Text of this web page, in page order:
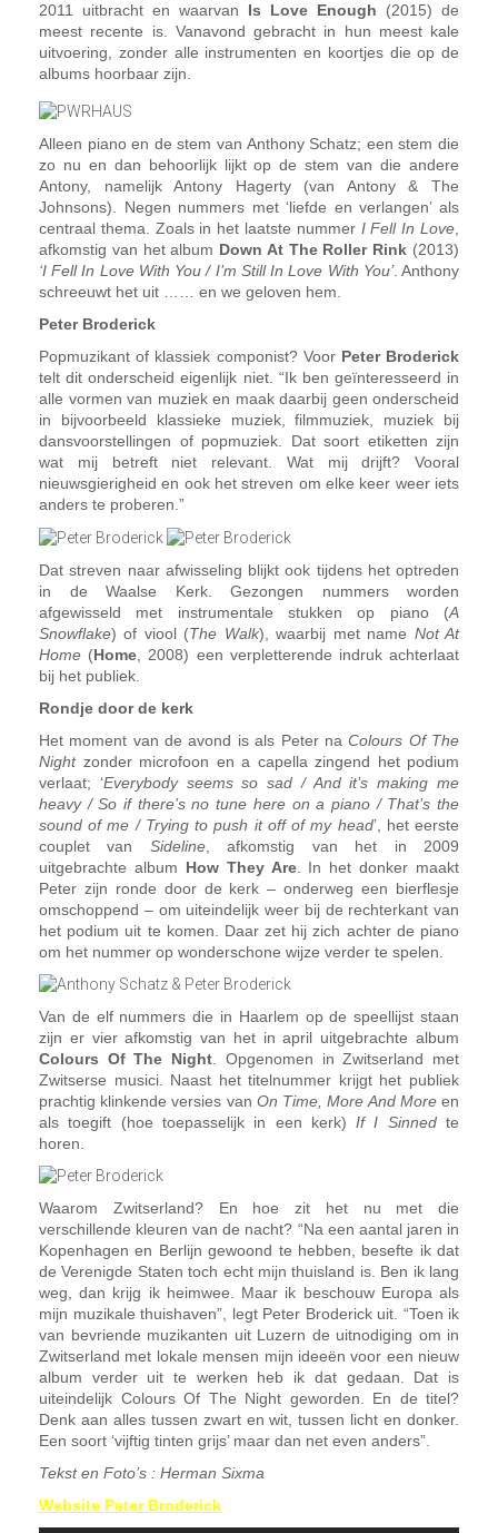
2011 uitbracht en waarvan Is Love Enough (2015) de
meest recente is. Vanavond gebracht in hun meest kale
uitvoering, zonder alle instrumenten en koortjes die op de
albums hoorbaar zijn.
Alleen piano en de stem van Anthony Schatz; een stem die
zo nu en dan behoorlijk lijkt op de stem van die andere
Antony, namelijk Antony Hagerty (van Antony & The
Johnsons). Negen nummers met ‘liefde en verlangen’ als
centraal thema. Zoals in het laatste nummer I Fell In Love
afkomstig van het album Down At The Roller Rink (2013)
‘I Fell In Love With You / I’m Still In Love With You’. Anthony
schreeuwt het uit …… en we geloven hem.
Peter Broderick
Popmuzikant of klassiek componist? Voor Peter Broderick
telt dit onderscheid eigenlijk niet. “Ik ben geïnteresseerd in
alle vormen van muziek en maak daarbij geen onderscheid
in bijvoorbeeld klassieke muziek, filmmuziek, muziek bij
dansvoorstellingen of popmuziek. Dat soort etiketten zijn
wat mij betreft niet relevant. Wat mij drijft? Vooral
nieuwsgierigheid en ook het streven om elke keer weer iets
anders te proberen.”
Dat streven naar afwisseling blijkt ook tijdens het optreden
in de Waalse Kerk. Gezongen nummers worden
afgewisseld met instrumentale stukken op piano (A
Snowflake) of viool (The Walk), waarbij met name Not At
Home (Home , 2008) een verpletterende indruk achterlaat
bij het publiek.
Rondje door de kerk
Het moment van de avond is als Peter naColours Of The
Nightzonder microfoon en a capella zingend het podium
verlaat; ‘Everybody seems so sad / And it’s making me
heavy / So if there’s no tune here on a piano / That’s the
sound of me / Trying to push it off of my head’, het eerste
couplet van Sideline, afkomstig van het in 2009
uitgebrachte album How They Are. In het donker maakt
Peter zijn ronde door de kerk – onderweg een bierflesje
omschoppend – om uiteindelijk weer bij de rechterkant van
het podium uit te komen. Daar zet hij zich achter de piano
om het nummer op wonderschone wijze verder te spelen.
Van de elf nummers die in Haarlem op de speellijst staan
zijn er vier afkomstig van het in april uitgebrachte album
Colours Of The Night . Opgenomen in Zwitserland met
Zwitserse musici. Naast het titelnummer krijgt het publiek
prachtig klinkende versies van On Time, More And Moreen
als toegift (hoe toepasselijk in een kerk) If I Sinnedte
horen.
Waarom Zwitserland? En hoe zit het nu met die
verschillende kleuren van de nacht? “Na een aantal jaren in
Kopenhagen en Berlijn gewoond te hebben, besefte ik dat
de Verenigde Staten toch echt mijn thuisland is. Ben ik lang
weg, dan krijg ik heimwee. Maar ik beschouw Europa als
mijn muzikale thuishaven”, legt Peter Broderick uit. “Toen ik
van bevriende muzikanten uit Luzern de uitnodiging om in
Zwitserland met lokale mensen mijn ideeën voor een nieuw
album verder uit te werken heb ik dat gedaan. Dat is
uiteindelijk Colours Of The Night geworden. En de titel?
Denk aan alles tussen zwart en wit, tussen licht en donker.
Een soort ‘vijftig tinten grijs’ maar dan net even anders”.
Tekst en Foto’s : Herman Sixma
Website Peter Broderick